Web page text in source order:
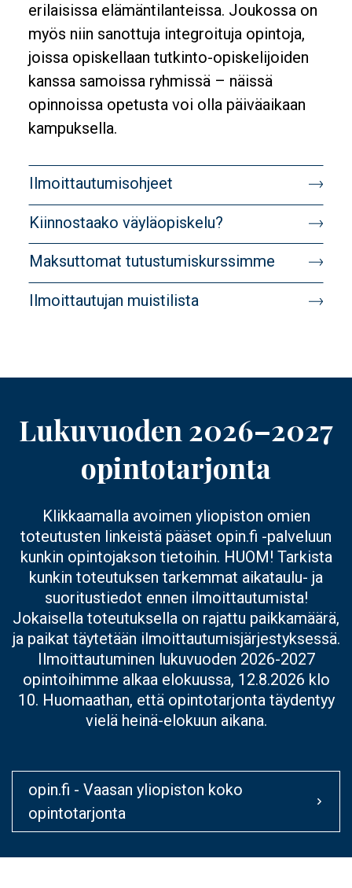
erilaisissa elämäntilanteissa. Joukossa on
myös niin sanottuja integroituja opintoja,
joissa opiskellaan tutkinto-opiskelijoiden
kanssa samoissa ryhmissä – näissä
opinnoissa opetusta voi olla päiväaikaan
kampuksella.
Banner
target
Ilmoittautumisohjeet
Kiinnostaako väyläopiskelu?
Maksuttomat tutustumiskurssimme
Ilmoittautujan muistilista
Lukuvuoden 2026–2027
opintotarjonta
Klikkaamalla avoimen yliopiston omien
toteutusten linkeistä pääset opin.fi -palveluun
kunkin opintojakson tietoihin. HUOM! Tarkista
kunkin toteutuksen tarkemmat aikataulu- ja
suoritustiedot ennen ilmoittautumista!
Jokaisella toteutuksella on rajattu paikkamäärä,
ja paikat täytetään ilmoittautumisjärjestyksessä.
Ilmoittautuminen lukuvuoden 2026-2027
opintoihimme alkaa elokuussa, 12.8.2026 klo
10. Huomaathan, että opintotarjonta täydentyy
vielä heinä-elokuun aikana.
opin.fi - Vaasan yliopiston koko
opintotarjonta